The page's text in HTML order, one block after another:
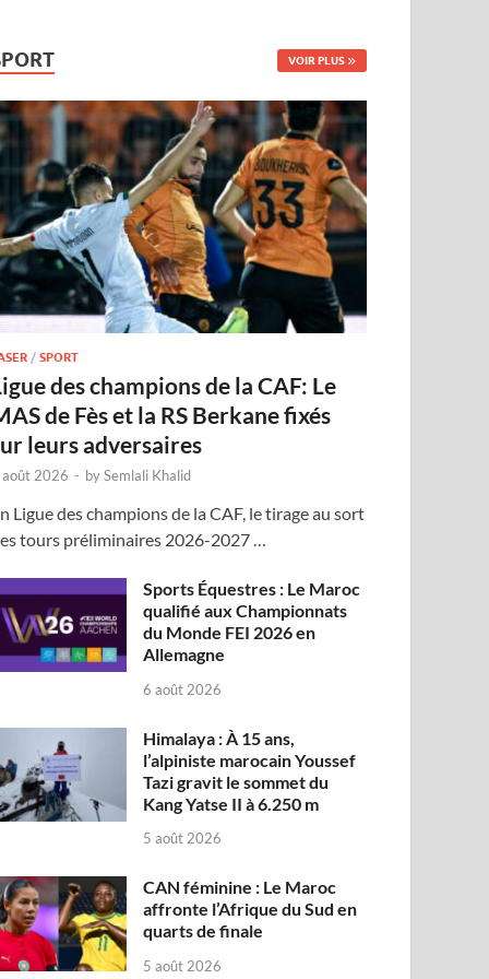
VOIR PLUS
/SPORT
des champions de la CAF: Le
de Fès et la RS Berkane fixés
leurs adversaires
2026 - bySemlali Khalid
Ligue des champions de la CAF, le tirage au sort
tours préliminaires 2026-2027 …
Sports Équestres : Le Maroc
qualifié aux Championnats
du Monde FEI 2026 en
Allemagne
6 août 2026
Himalaya : À 15 ans,
l’alpiniste marocain Youssef
Tazi gravit le sommet du
Kang Yatse II à 6.250 m
5 août 2026
CAN féminine : Le Maroc
affronte l’Afrique du Sud en
quarts de finale
5 août 2026